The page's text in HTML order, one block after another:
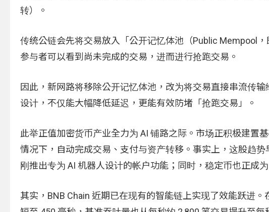
转）。
传统公链会先将交易放入「公开记忆体池（Public Mempool
参与者可以看到尚未完成的交易，进而进行抢跑交易。
因此，新网路将移除公开记忆体池，改为将交易直接串流传
设计，不仅能大幅降低延迟，更能有效防堵「抢跑交易」。
此举正值加密货币产业全力为 AI 铺路之际。市场正积极建置
情况下，自动完成交易、支付与资产转移。事实上，这股趋
刚推出专为 AI 机器人设计的帐户功能；同时，稳定币也正成
其实，BNB Chain 近期已在现有的智能链上实现了效能跃进